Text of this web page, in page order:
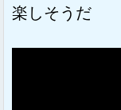
楽しそうだ